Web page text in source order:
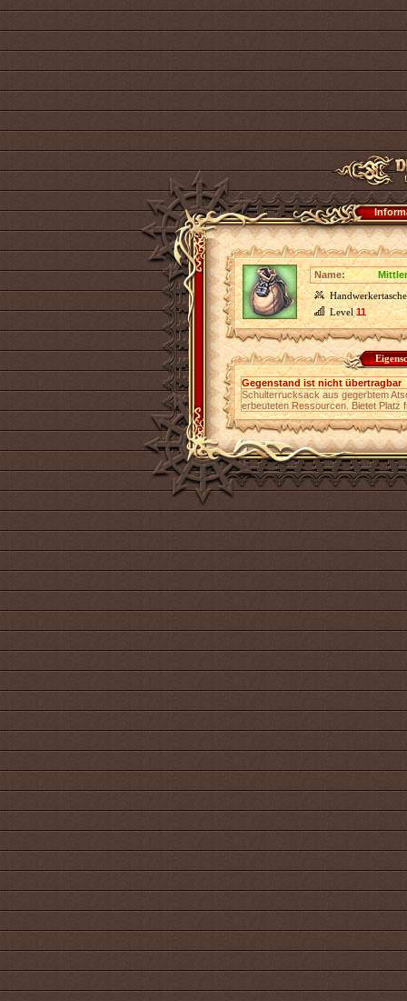
Name:
Handwerkertasche
Level11
Gegenstand ist nicht übertragbar
Schulterrucksack aus gegerbtem
erbeuteten Ressourcen. Bietet Platz